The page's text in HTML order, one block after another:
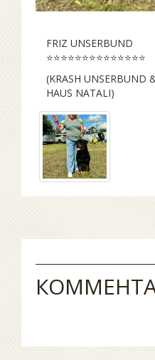
FRIZ UNSERBUND
⭐️⭐️⭐️⭐️⭐️⭐️⭐️⭐️⭐️⭐️⭐️⭐️⭐️⭐️
(KRASH UNSERBUND
HAUS NATALI)